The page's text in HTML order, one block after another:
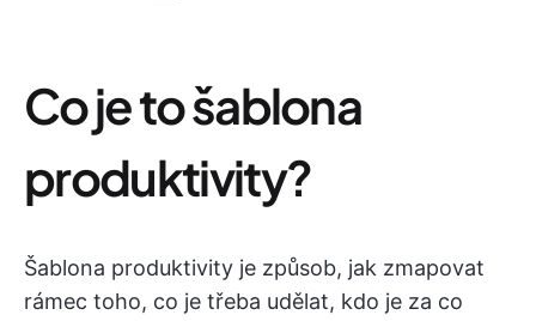
Co je to šablona
produktivity?
Šablona produktivity je způsob, jak zmapovat
rámec toho, co je třeba udělat, kdo je za co